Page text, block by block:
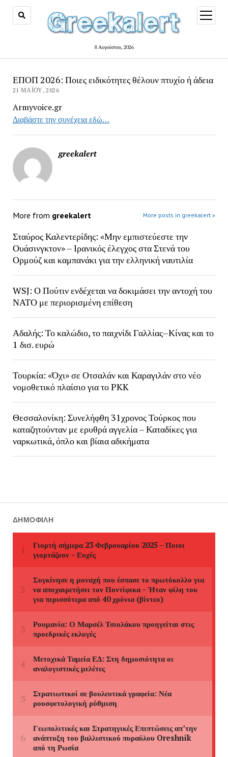
8 Αυγούστου, 2026
open
menu
ΕΠΟΠ 2026: Ποιες ειδικότητες θέλουν πτυχίο ή άδεια
21 ΜΑΪ́ΟΥ, 2026
Armyvoice.gr
Διαβάστε την συνέχεια εδώ…
greekalert
More from greekalert More posts in greekalert »
Σταύρος Καλεντερίδης: «Μην εμπιστεύεστε την
Ουάσινγκτον» – Ιρανικός έλεγχος στα Στενά του
Ορμούζ και καμπανάκι για την ελληνική ναυτιλία
WSJ: Ο Πούτιν ενδέχεται να δοκιμάσει την αντοχή του
ΝΑΤΟ με περιορισμένη επίθεση
Αδαλής: Το καλώδιο, το παιχνίδι Γαλλίας–Κίνας και το
1 δισ. ευρώ
Τουρκία: «Όχι» σε Οτσαλάν και Καραγιλάν στο νέο
νομοθετικό πλαίσιο για το PKK
Θεσσαλονίκη: Συνελήφθη 31χρονος Τούρκος που
καταζητούνταν με ερυθρά αγγελία – Καταδίκες για
ναρκωτικά, όπλο και βίαια αδικήματα
ΔΗΜΟΦΙΛΉ